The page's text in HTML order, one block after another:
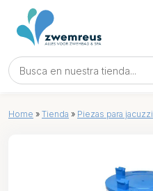
Home » Tienda » Piezas para jacuzzi